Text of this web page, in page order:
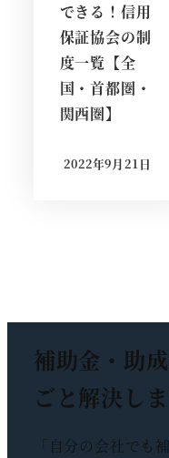
できる！信用
保証協会の制
度一覧【全
国・首都圏・
関西圏】
投稿日
2022年9月21日
補助金・助
ごと解決し
「自分の会社でも